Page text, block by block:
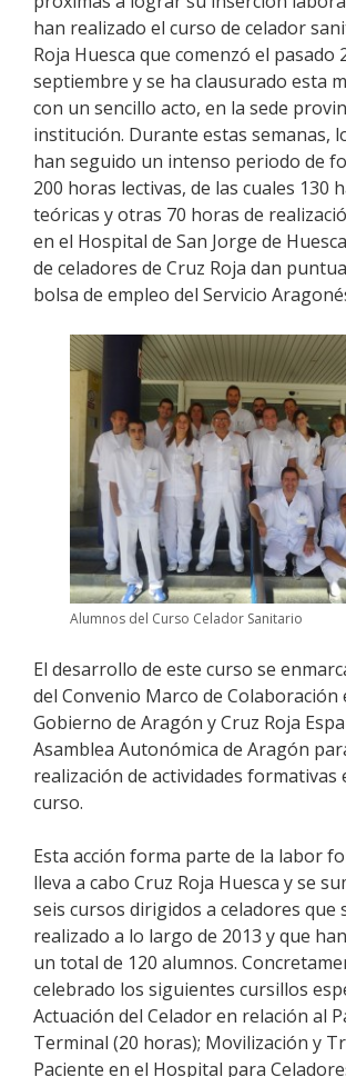
han realizado el curso de celador
Roja Huesca que comenzó el pasado
septiembre y se ha clausurado esta
con un sencillo acto, en la sede
institución. Durante estas semanas,
han seguido un intenso periodo de
200 horas lectivas, de las cuales 130
teóricas y otras 70 horas de
en el Hospital de San Jorge de
de celadores de Cruz Roja dan
bolsa de empleo del Servicio
Alumnos del Curso Celador Sanitario
El desarrollo de este curso se
del Convenio Marco de Colaboración
Gobierno de Aragón y Cruz Roja
Asamblea Autonómica de Aragón
realización de actividades formativas
curso.
Esta acción forma parte de la labor
lleva a cabo Cruz Roja Huesca y se
seis cursos dirigidos a celadores que
realizado a lo largo de 2013 y que
un total de 120 alumnos.
celebrado los siguientes cursillos
Actuación del Celador en relación al
Terminal (20 horas); Movilización y
Paciente en el Hospital para